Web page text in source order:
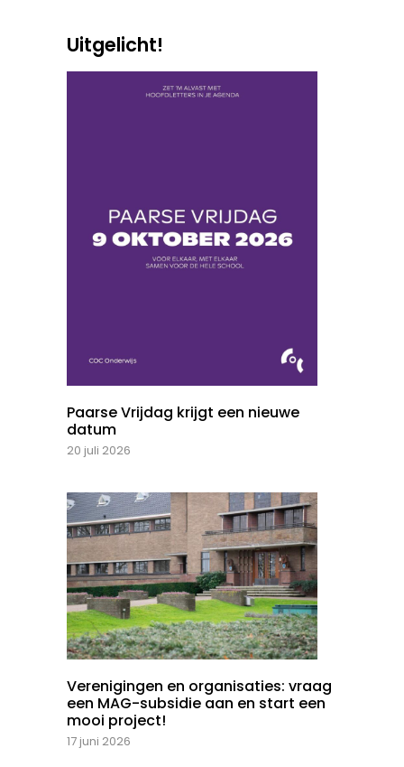
Uitgelicht!
Paarse Vrijdag krijgt een nieuwe
datum
20 juli 2026
Verenigingen en organisaties: vraag
een MAG-subsidie aan en start een
mooi project!
17 juni 2026